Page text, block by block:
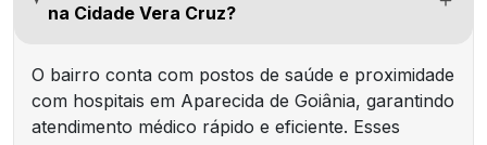
na Cidade Vera Cruz?
O bairro conta com postos de saúde e proximidade
com hospitais em Aparecida de Goiânia, garantindo
atendimento médico rápido e eficiente. Esses